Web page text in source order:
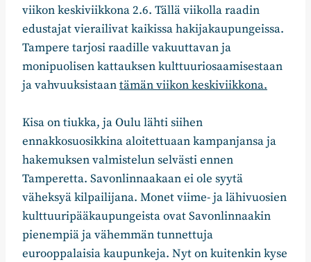
viikon keskiviikkona 2.6. Tällä viikolla raadin
edustajat vierailivat kaikissa hakijakaupungeissa.
Tampere tarjosi raadille vakuuttavan ja
monipuolisen kattauksen kulttuuriosaamisestaan
ja vahvuuksistaantämän viikon keskiviikkona.
Kisa on tiukka, ja Oulu lähti siihen
ennakkosuosikkina aloitettuaan kampanjansa ja
hakemuksen valmistelun selvästi ennen
Tamperetta. Savonlinnaakaan ei ole syytä
väheksyä kilpailijana. Monet viime- ja lähivuosien
kulttuuripääkaupungeista ovat Savonlinnaakin
pienempiä ja vähemmän tunnettuja
eurooppalaisia kaupunkeja. Nyt on kuitenkin kyse